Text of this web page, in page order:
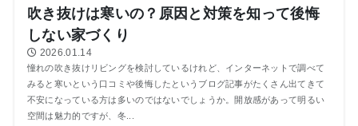
吹き抜けは寒いの？原因と対策を知って後悔
しない家づくり
2026.01.14
憧れの吹き抜けリビングを検討しているけれど、インターネットで調べて
みると寒いという口コミや後悔したというブログ記事がたくさん出てきて
不安になっている方は多いのではないでしょうか。開放感があって明るい
空間は魅力的ですが、冬...